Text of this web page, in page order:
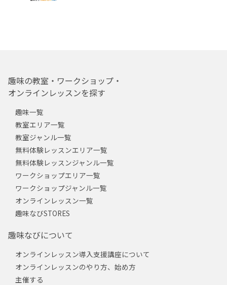
趣味の教室・ワークショップ・
オンラインレッスンを探す
趣味一覧
教室エリア一覧
教室ジャンル一覧
無料体験レッスンエリア一覧
無料体験レッスンジャンル一覧
ワークショップエリア一覧
ワークショップジャンル一覧
オンラインレッスン一覧
趣味なびSTORES
趣味なびについて
オンラインレッスン導入支援講座について
オンラインレッスンのやり方、始め方
主催する